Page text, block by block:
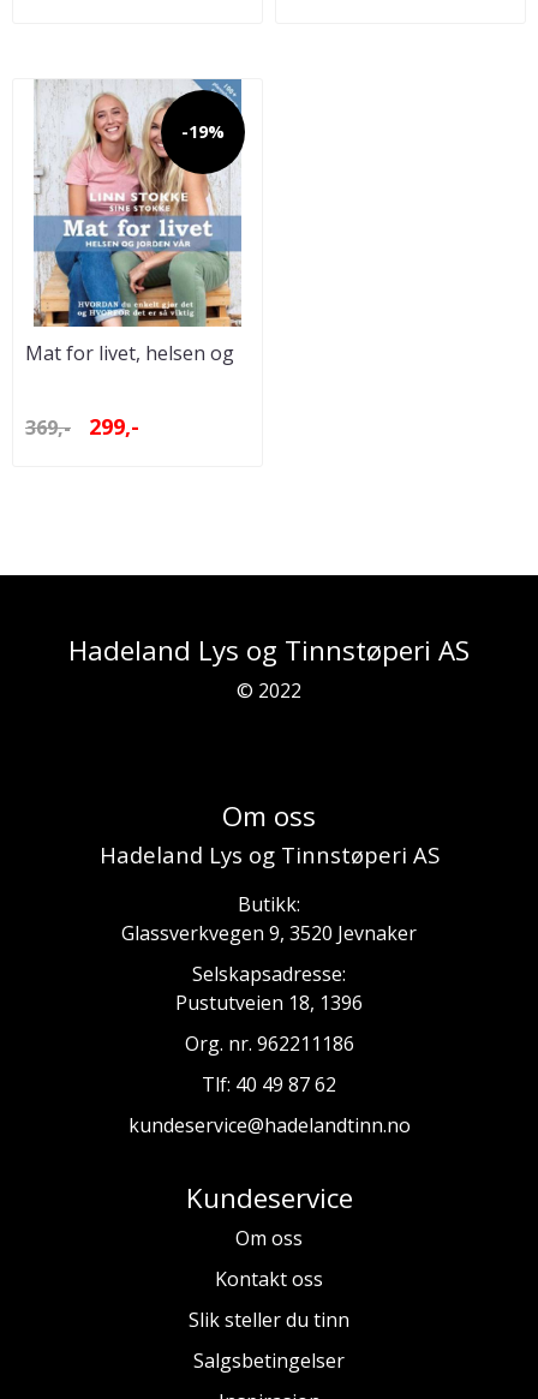
-19%
Mat for livet, helsen og
369,-
299,-
Hadeland Lys og Tinnstøperi AS
© 2022
Om oss
Hadeland Lys og Tinnstøperi AS
Butikk:
Glassverkvegen 9, 3520 Jevnaker
Selskapsadresse:
Pustutveien 18, 1396
Org. nr. 962211186
Tlf: 40 49 87 62
kundeservice@hadelandtinn.no
Kundeservice
Om oss
Kontakt oss
Slik steller du tinn
Salgsbetingelser